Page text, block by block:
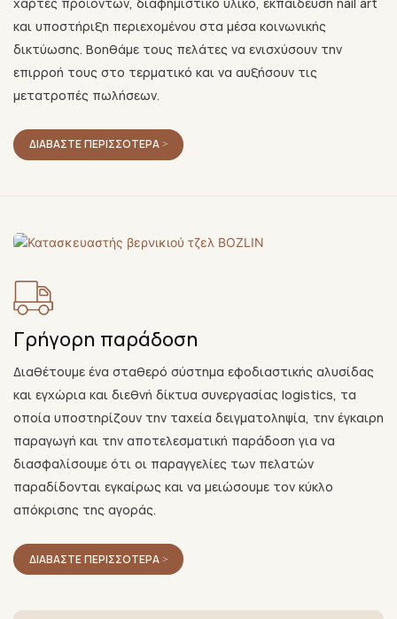
και υποστήριξη περιεχομένου στα μέσα κοινωνικής
δικτύωσης. Βοηθάμε τους πελάτες να ενισχύσουν την
επιρροή τους στο τερματικό και να αυξήσουν τις
μετατροπές πωλήσεων.
ΔΙΑΒΆΣΤΕ ΠΕΡΙΣΣΌΤΕΡΑ >
Γρήγορη παράδοση
Διαθέτουμε ένα σταθερό σύστημα εφοδιαστικής αλυσίδας
και εγχώρια και διεθνή δίκτυα συνεργασίας logistics, τα
οποία υποστηρίζουν την ταχεία δειγματοληψία, την έγκαιρη
παραγωγή και την αποτελεσματική παράδοση για να
διασφαλίσουμε ότι οι παραγγελίες των πελατών
παραδίδονται εγκαίρως και να μειώσουμε τον κύκλο
απόκρισης της αγοράς.
ΔΙΑΒΆΣΤΕ ΠΕΡΙΣΣΌΤΕΡΑ >